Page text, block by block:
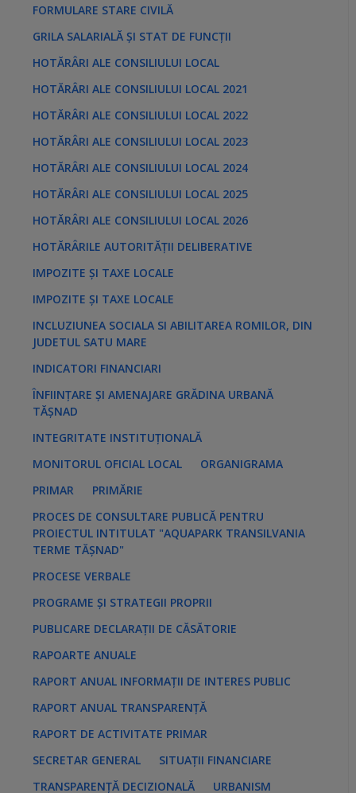
FORMULARE STARE CIVILĂ
GRILA SALARIALĂ ȘI STAT DE FUNCȚII
HOTĂRÂRI ALE CONSILIULUI LOCAL
HOTĂRÂRI ALE CONSILIULUI LOCAL 2021
HOTĂRÂRI ALE CONSILIULUI LOCAL 2022
HOTĂRÂRI ALE CONSILIULUI LOCAL 2023
HOTĂRÂRI ALE CONSILIULUI LOCAL 2024
HOTĂRÂRI ALE CONSILIULUI LOCAL 2025
HOTĂRÂRI ALE CONSILIULUI LOCAL 2026
HOTĂRÂRILE AUTORITĂȚII DELIBERATIVE
IMPOZITE ȘI TAXE LOCALE
IMPOZITE ȘI TAXE LOCALE
INCLUZIUNEA SOCIALA SI ABILITAREA ROMILOR, DIN
JUDETUL SATU MARE
INDICATORI FINANCIARI
ÎNFIINȚARE ȘI AMENAJARE GRĂDINA URBANĂ
TĂȘNAD
INTEGRITATE INSTITUȚIONALĂ
MONITORUL OFICIAL LOCAL
ORGANIGRAMA
PRIMAR
PRIMĂRIE
PROCES DE CONSULTARE PUBLICĂ PENTRU
PROIECTUL INTITULAT "AQUAPARK TRANSILVANIA
TERME TĂȘNAD"
PROCESE VERBALE
PROGRAME ȘI STRATEGII PROPRII
PUBLICARE DECLARAȚII DE CĂSĂTORIE
RAPOARTE ANUALE
RAPORT ANUAL INFORMAȚII DE INTERES PUBLIC
RAPORT ANUAL TRANSPARENȚĂ
RAPORT DE ACTIVITATE PRIMAR
SECRETAR GENERAL
SITUAȚII FINANCIARE
TRANSPARENȚĂ DECIZIONALĂ
URBANISM